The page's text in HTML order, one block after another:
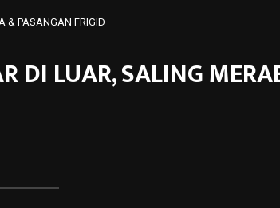
& PASANGAN FRIGID
LUAR, SALING